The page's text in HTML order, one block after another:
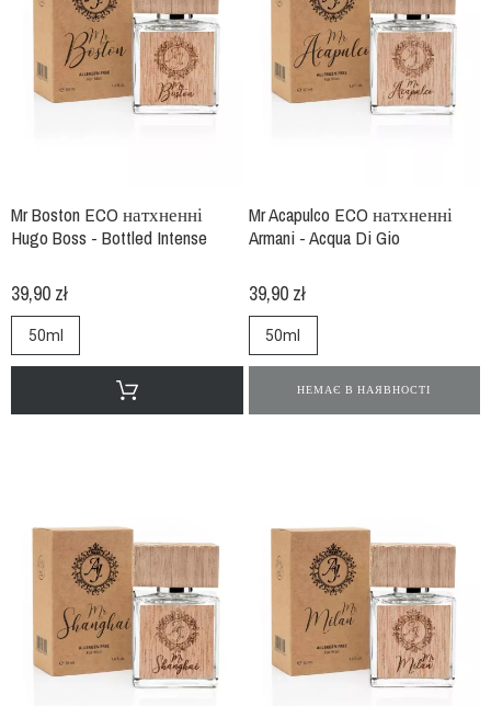
Mr Boston ECO натхненні
Hugo Boss - Bottled Intense
39,90 zł
50ml
Mr Acapulco ECO натхненні
Armani - Acqua Di Gio
39,90 zł
50ml
НЕМАЄ В НАЯВНОСТІ